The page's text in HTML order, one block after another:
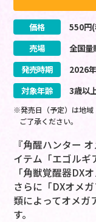
価格 550円
売場
全国量
発売時期
2026年
対象年齢
3歳以
※発売日（予定）は地域
ご了承ください。
『角醒ハンター
イテム「エゴルギ
「角獣覚醒器DX
さらに「DXオメ
類によってオメガ
す。